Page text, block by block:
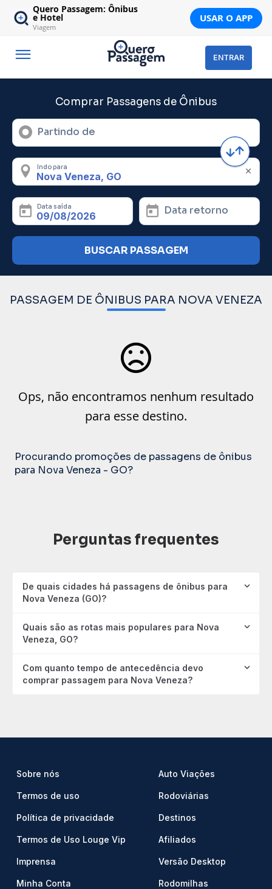
Quero Passagem: Ônibus
e Hotel
Viagem
USAR O APP
ENTRAR
Comprar Passagens de Ônibus
Partindo de
Indo para
Data saída Data retorno
BUSCAR PASSAGEM
PASSAGEM DE ÔNIBUS PARA NOVA VENEZA
Ops, não encontramos nenhum resultado
para esse destino.
Procurando promoções de passagens de ônibus
para Nova Veneza - GO?
Perguntas frequentes
De quais cidades há passagens de ônibus para
Nova Veneza (GO)?
Quais são as rotas mais populares para Nova
Veneza, GO?
Com quanto tempo de antecedência devo
comprar passagem para Nova Veneza?
Sobre nós
Termos de uso
Política de privacidade
Termos de Uso Louge Vip
Imprensa
Minha Conta
Auto Viações
Rodoviárias
Destinos
Afiliados
Versão Desktop
Rodomilhas